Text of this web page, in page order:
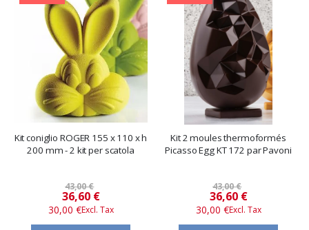
Kit coniglio ROGER 155 x 110 x h
200 mm - 2 kit per scatola
43,00 €
Prix
​​
spécial
36,60 €
30,00 €
Kit 2 moules thermoformés
Picasso Egg KT 172 par Pavoni
43,00 €
Prix
​​
spécial
36,60 €
30,00 €